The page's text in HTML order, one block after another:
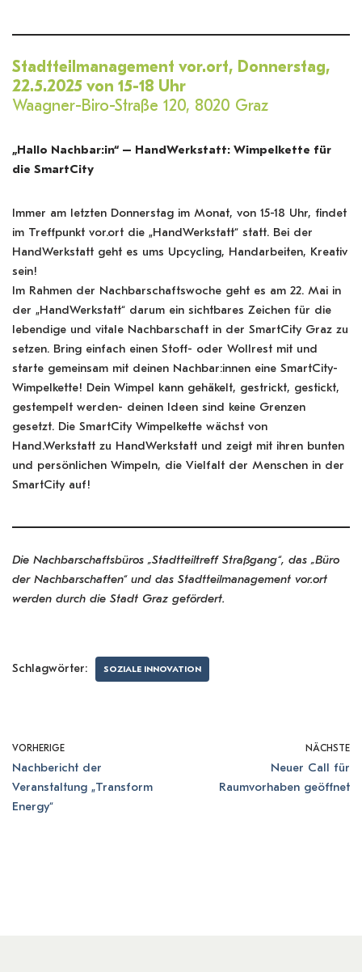
Stadtteilmanagement vor.ort, Donnerstag,
22.5.2025 von 15-18 Uhr
Waagner-Biro-Straße 120, 8020 Graz
„Hallo Nachbar:in“ – HandWerkstatt: Wimpelkette für
die SmartCity
Immer am letzten Donnerstag im Monat, von 15-18 Uhr, findet
im Treffpunkt vor.ort die „HandWerkstatt“ statt. Bei der
HandWerkstatt geht es ums Upcycling, Handarbeiten, Kreativ
sein!
Im Rahmen der Nachbarschaftswoche geht es am 22. Mai in
der „HandWerkstatt“ darum ein sichtbares Zeichen für die
lebendige und vitale Nachbarschaft in der SmartCity Graz zu
setzen. Bring einfach einen Stoff- oder Wollrest mit und
starte gemeinsam mit deinen Nachbar:innen eine SmartCity-
Wimpelkette! Dein Wimpel kann gehäkelt, gestrickt, gestickt,
gestempelt werden- deinen Ideen sind keine Grenzen
gesetzt. Die SmartCity Wimpelkette wächst von
Hand.Werkstatt zu HandWerkstatt und zeigt mit ihren bunten
und persönlichen Wimpeln, die Vielfalt der Menschen in der
SmartCity auf!
Die Nachbarschaftsbüros „Stadtteiltreff Straßgang“, das „Büro
der Nachbarschaften“ und das Stadtteilmanagement vor.ort
werden durch die Stadt Graz gefördert.
Schlagwörter: SOZIALE INNOVATION
VORHERIGE
Nachbericht der
Veranstaltung „Transform
Energy“
NÄCHSTE
Neuer Call für
Raumvorhaben geöffnet